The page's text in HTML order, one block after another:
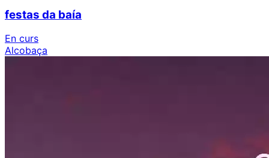
festas da baía
En curs
Alcobaça